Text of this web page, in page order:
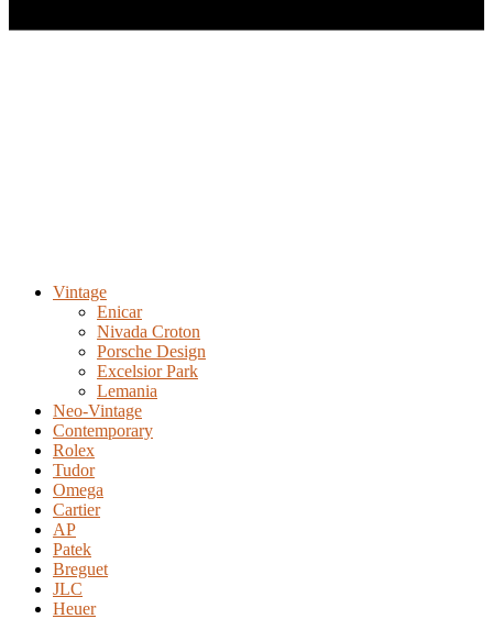
Vintage
Enicar
Nivada Croton
Porsche Design
Excelsior Park
Lemania
Neo-Vintage
Contemporary
Rolex
Tudor
Omega
Cartier
AP
Patek
Breguet
JLC
Heuer